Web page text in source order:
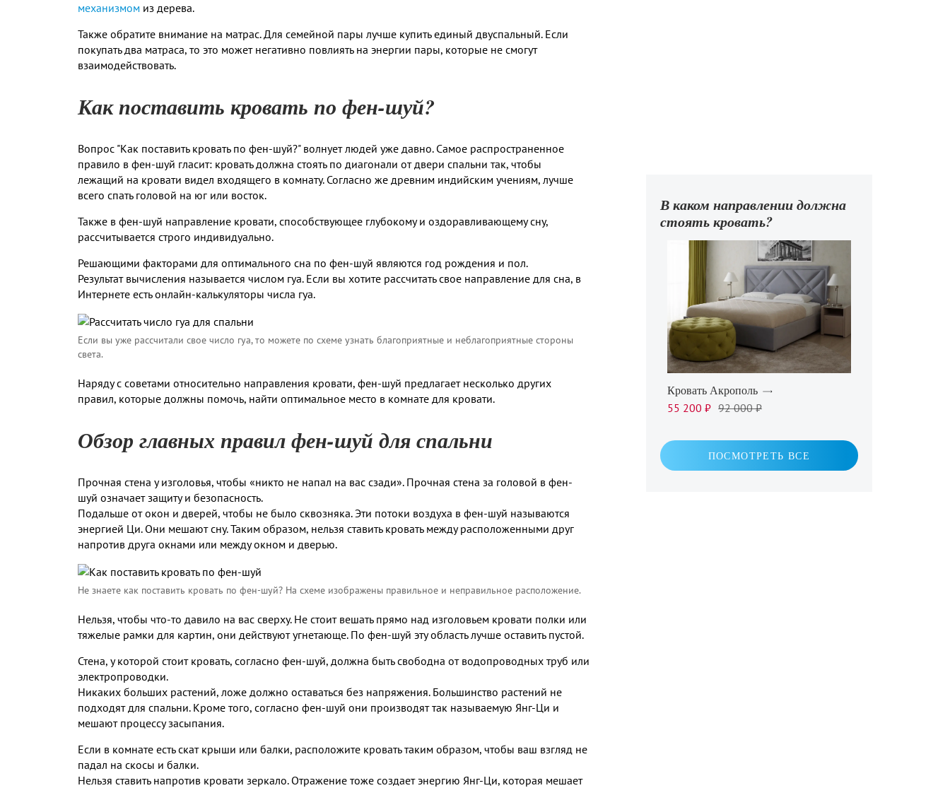
механизмом из дерева.
Также обратите внимание на матрас. Для семейной пары лучше купить единый двуспальный. Если
покупать два матраса, то это может негативно повлиять на энергии пары, которые не смогут
взаимодействовать.
Как поставить кровать по фен-шуй?
Вопрос "Как поставить кровать по фен-шуй?" волнует людей уже давно. Самое распространенное
правило в фен-шуй гласит: кровать должна стоять по диагонали от двери спальни так, чтобы
лежащий на кровати видел входящего в комнату. Согласно же древним индийским учениям, лучше
всего спать головой на юг или восток.
Также в фен-шуй направление кровати, способствующее глубокому и оздоравливающему сну,
рассчитывается строго индивидуально.
Решающими факторами для оптимального сна по фен-шуй являются год рождения и пол.
Результат вычисления называется числом гуа. Если вы хотите рассчитать свое направление для сна, в
Интернете есть онлайн-калькуляторы числа гуа.
Если вы уже рассчитали свое число гуа, то можете по схеме узнать благоприятные и неблагоприятные стороны
света.
Наряду с советами относительно направления кровати, фен-шуй предлагает несколько других
правил, которые должны помочь, найти оптимальное место в комнате для кровати.
Обзор главных правил фен-шуй для спальни
Прочная стена у изголовья, чтобы «никто не напал на вас сзади». Прочная стена за головой в фен-
шуй означает защиту и безопасность.
Подальше от окон и дверей, чтобы не было сквозняка. Эти потоки воздуха в фен-шуй называются
энергией Ци. Они мешают сну. Таким образом, нельзя ставить кровать между расположенными друг
напротив друга окнами или между окном и дверью.
Не знаете как поставить кровать по фен-шуй? На схеме изображены правильное и неправильное расположение.
Нельзя, чтобы что-то давило на вас сверху. Не стоит вешать прямо над изголовьем кровати полки или
тяжелые рамки для картин, они действуют угнетающе. По фен-шуй эту область лучше оставить пустой.
Стена, у которой стоит кровать, согласно фен-шуй, должна быть свободна от водопроводных труб или
электропроводки.
Никаких больших растений, ложе должно оставаться без напряжения. Большинство растений не
подходят для спальни. Кроме того, согласно фен-шуй они производят так называемую Янг-Ци и
мешают процессу засыпания.
Если в комнате есть скат крыши или балки, расположите кровать таким образом, чтобы ваш взгляд не
падал на скосы и балки.
Нельзя ставить напротив кровати зеркало. Отражение тоже создает энергию Янг-Ци, которая мешает
В каком направлении должна
стоять кровать?
Кровать Акрополь
55 200 ₽ 92 000 ₽
ПОСМОТРЕТЬ ВСЕ